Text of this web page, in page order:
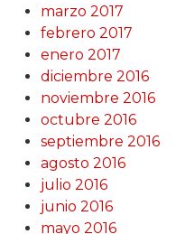
marzo 2017
febrero 2017
enero 2017
diciembre 2016
noviembre 2016
octubre 2016
septiembre 2016
agosto 2016
julio 2016
junio 2016
mayo 2016